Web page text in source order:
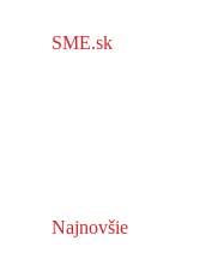
SME.sk
Najnovšie